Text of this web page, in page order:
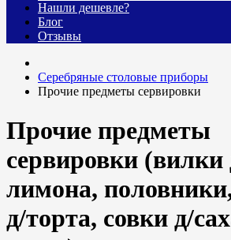
Нашли дешевле?
Блог
Отзывы
Cеребряные столовые приборы
Прочие предметы сервировки
Прочие предметы
сервировки (вилки
лимона,
д/торта, совки д/